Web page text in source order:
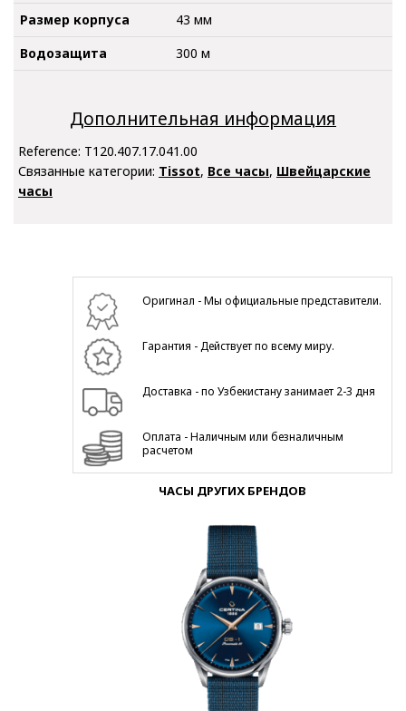
Размер корпуса
43 мм
Водозащита
300 м
Дополнительная информация
Reference: T120.407.17.041.00
Связанные категории: Tissot, Все часы, Швейцарские
часы
Оригинал - Мы официальные представители.
Гарантия - Действует по всему миру.
Доставка - по Узбекистану занимает 2-3 дня
Оплата - Наличным или безналичным
расчетом
ЧАСЫ ДРУГИХ БРЕНДОВ